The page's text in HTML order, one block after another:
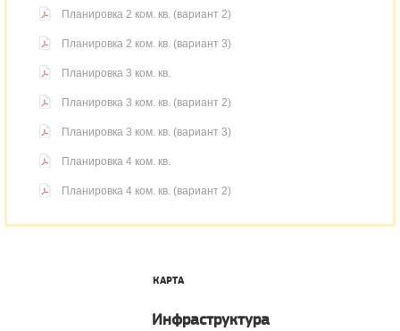
Планировка 2 ком. кв. (вариант 2)
Планировка 2 ком. кв. (вариант 3)
Планировка 3 ком. кв.
Планировка 3 ком. кв. (вариант 2)
Планировка 3 ком. кв. (вариант 3)
Планировка 4 ком. кв.
Планировка 4 ком. кв. (вариант 2)
КАРТА
Инфраструктура